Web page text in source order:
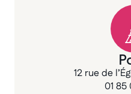
12 rue de
01 85